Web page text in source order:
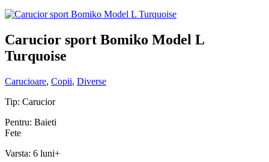
Carucior sport Bomiko Model L
Turquoise
Carucioare, Copii, Diverse
Tip: Carucior
Pentru: Baieti
Fete
Varsta: 6 luni+